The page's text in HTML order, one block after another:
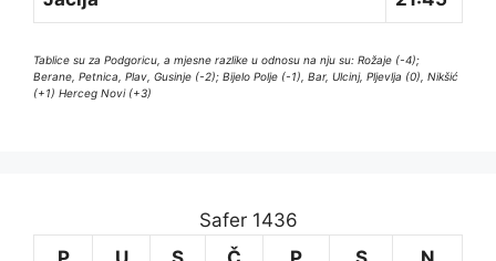
Tablice su za Podgoricu, a mjesne razlike u odnosu na nju su: Rožaje (-4);
Berane, Petnica, Plav, Gusinje (-2); Bijelo Polje (-1), Bar, Ulcinj, Pljevlja (0), Nikšić
(+1) Herceg Novi (+3)
Safer 1436